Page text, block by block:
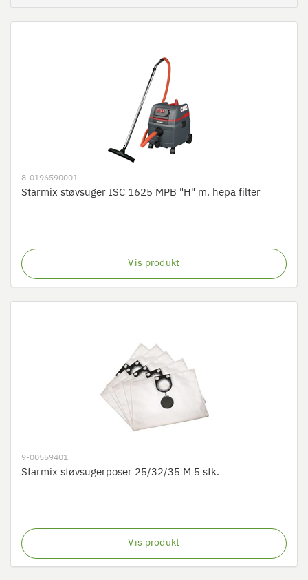
8-0196590001
Starmix støvsuger ISC 1625 MPB "H" m. hepa filter
Vis produkt
9-00559401
Starmix støvsugerposer 25/32/35 M 5 stk.
Vis produkt